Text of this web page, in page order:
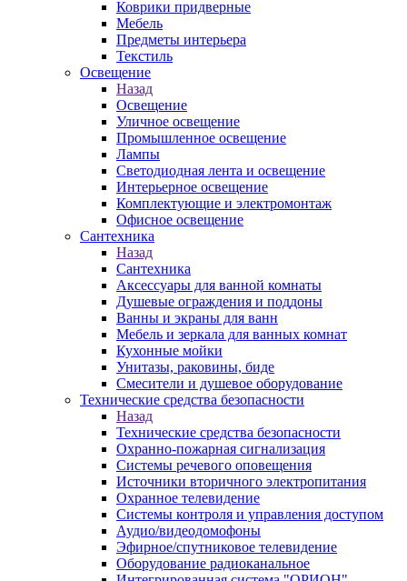
Коврики придверные
Мебель
Предметы интерьера
Текстиль
Освещение
Назад
Освещение
Уличное освещение
Промышленное освещение
Лампы
Светодиодная лента и освещение
Интерьерное освещение
Комплектующие и электромонтаж
Офисное освещение
Сантехника
Назад
Сантехника
Аксессуары для ванной комнаты
Душевые ограждения и поддоны
Ванны и экраны для ванн
Мебель и зеркала для ванных комнат
Кухонные мойки
Унитазы, раковины, биде
Смесители и душевое оборудование
Технические средства безопасности
Назад
Технические средства безопасности
Охранно-пожарная сигнализация
Системы речевого оповещения
Источники вторичного электропитания
Охранное телевидение
Системы контроля и управления доступом
Аудио/видеодомофоны
Эфирное/спутниковое телевидение
Оборудование радиоканальное